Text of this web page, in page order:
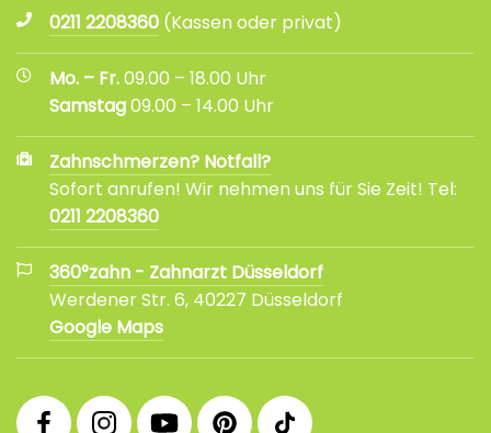
0211 2208360 (Kassen oder privat)
Mo. – Fr.09.00 – 18.00 Uhr
Samstag09.00 – 14.00 Uhr
Zahnschmerzen? Notfall?
Sofort anrufen! Wir nehmen uns für Sie Zeit! Tel:
0211 2208360
360°zahn - Zahnarzt Düsseldorf
Werdener Str. 6, 40227 Düsseldorf
Google Maps
360°
360°
360°
360°
360°